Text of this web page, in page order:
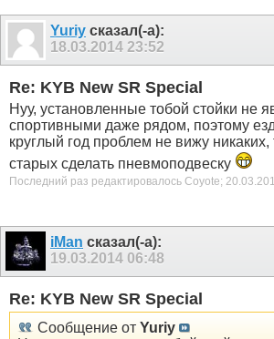
Yuriy сказал(-а):
18.03.2014 23:52
Re: KYB New SR Special
Нуу, установленные тобой стойки не
спортивными даже рядом, поэтому
круглый год проблем не вижу
старых сделать пневмоподвеску
Последний раз редактировалось Coyote;
iMan сказал(-а):
19.03.2014 06:48
Re: KYB New SR Special
Сообщение от Yuriy